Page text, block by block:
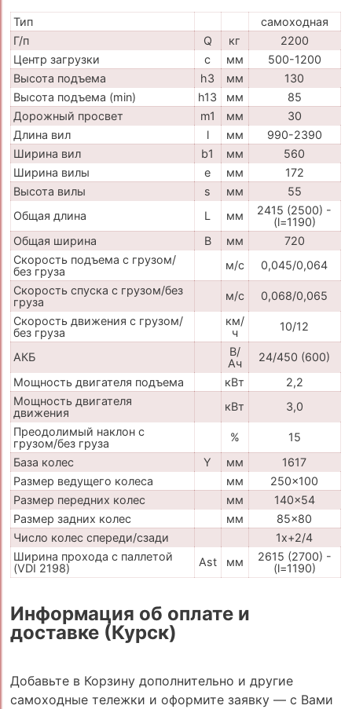
Тип
самоходная
Г/п
Q кг
2200
Центр загрузки
c мм
500-1200
Высота подъема
h3 мм
130
Высота подъема (min)
h13 мм
85
Дорожный просвет
m1 мм
30
Длина вил
l мм
990-2390
Ширина вил
b1 мм
560
Ширина вилы
e мм
172
Высота вилы
s мм
55
Общая длина
L мм
2415 (2500) -
(l=1190)
Общая ширина
B мм
720
Скорость подъема с грузом/
без груза
м/с
0,045/0,064
Скорость спуска с грузом/без
груза
м/с
0,068/0,065
Скорость движения с грузом/
без груза
км/
ч
10/12
АКБ
В/
Ач
24/450 (600)
Мощность двигателя подъема
кВт
2,2
Мощность двигателя
движения
кВт
3,0
Преодолимый наклон с
грузом/без груза
%
15
База колес
Y мм
1617
Размер ведущего колеса
мм
250x100
Размер передних колес
мм
140x54
Размер задних колес
мм
85x80
Число колес спереди/сзади
1x+2/4
Ширина прохода с паллетой
(VDI 2198)
Ast мм
2615 (2700) -
(l=1190)
Информация об оплате и
доставке (Курск)
Добавьте в Корзину дополнительно и другие
самоходные тележки и оформите заявку — с Вами